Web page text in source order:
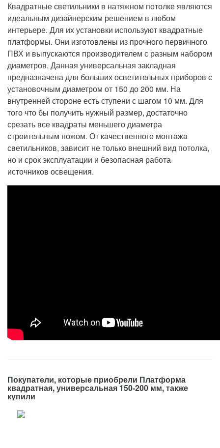
Квадратные светильники в натяжном потолке являются
идеальным дизайнерским решением в любом
интерьере. Для их установки используют квадратные
платформы. Они изготовлены из прочного первичного
ПВХ и выпускаются производителем с разным набором
диаметров. Данная универсальная закладная
предназначена для больших осветительных приборов с
установочным диаметром от 150 до 200 мм. На
внутренней стороне есть ступени с шагом 10 мм. Для
того что бы получить нужный размер, достаточно
срезать все квадраты меньшего диаметра
строительным ножом. От качественного монтажа
светильников, зависит не только внешний вид потолка,
но и срок эксплуатации и безопасная работа
источников освещения.
Покупатели, которые приобрели Платформа
квадратная, универсальная 150-200 мм, также
купили